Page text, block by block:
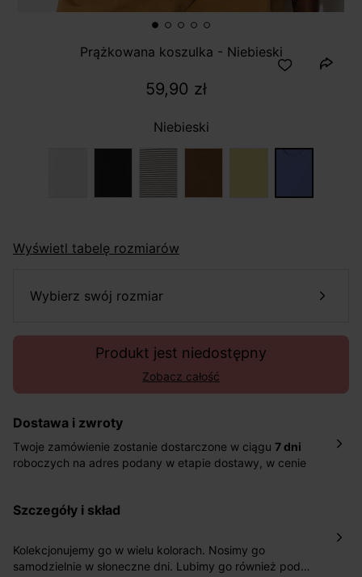
Prążkowana koszulka - Niebieski
59,90 zł
Niebieski
Wyświetl tabelę rozmiarów
wybierz swój rozmiar
Produkt jest niedostępny
Zobacz całość
Dostawa i zwroty
Twoje zamówienie zostanie dostarczone w ciągu 7 dni
roboczych na adres podany w etapie dostawy, w cenie
pośrednictwem DHL Express.
roboczych do wybranego przez Ciebie paczkomatu , a
koszt przesyłki wynosi 9,40 zł.
szczegóły i skład
Kolekcjonujemy go w wielu kolorach. Nosimy go
samodzielnie w słoneczne dni. Lubimy go również pod